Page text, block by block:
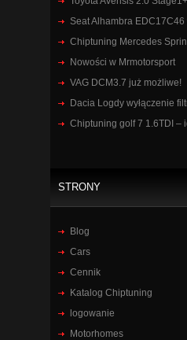
Seat Alhambra EDC17C46
Chiptuning Mercedes
Nowości w Mrmotorsport
VAG DCM3.7 już możliwe!
Dacia Logdy wyłączenie
Chiptuning golf 7 1.6TDI –
STRONY
Blog
Cars
Cennik
Katalog Chiptuning
logowanie
Motorhomes